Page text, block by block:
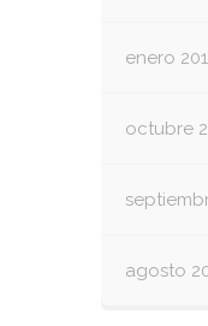
enero
octubre
agosto